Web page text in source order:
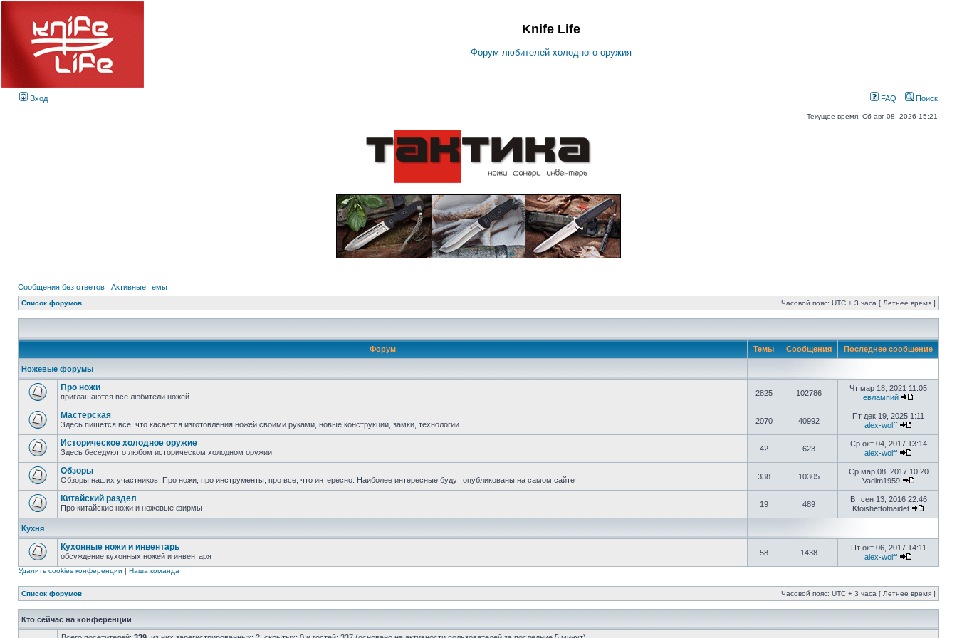
Knife Life
Форум любителей холодного оружия
Вход FAQ Поиск
Текущее время: Сб авг 08, 2026 15:21
Сообщения без ответов | Активные темы
Список форумов Часовой пояс: UTC + 3 часа [ Летнее время ]
Форум Темы Сообщения Последнее сообщение
Ножевые форумы
Про ножи
приглашаются все любители ножей... 2825 102786
Чт мар 18, 2021 11:05
евлампий
Мастерская
Здесь пишется все, что касается изготовления ножей своими руками, новые конструкции, замки, технологии. 2070 40992
Пт дек 19, 2025 1:11
alex-wolff
Историческое холодное оружие
Здесь беседуют о любом историческом холодном оружии 42 623
Ср окт 04, 2017 13:14
alex-wolff
Обзоры
Обзоры наших участников. Про ножи, про инструменты, про все, что интересно. Наиболее интересные будут опубликованы на самом сайте 338 10305
Ср мар 08, 2017 10:20
Vadim1959
Китайский раздел
Про китайские ножи и ножевые фирмы 19 489
Вт сен 13, 2016 22:46
Ktoishettotnaidet
Кухня
Кухонные ножи и инвентарь
обсуждение кухонных ножей и инвентаря 58 1438
Пт окт 06, 2017 14:11
alex-wolff
Удалить cookies конференции | Наша команда
Список форумов Часовой пояс: UTC + 3 часа [ Летнее время ]
Кто сейчас на конференции